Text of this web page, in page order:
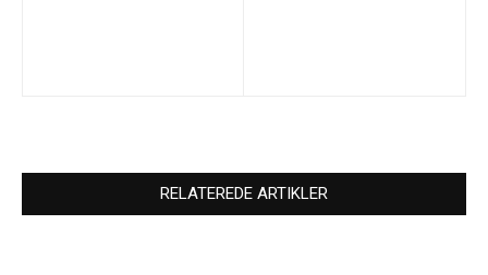
RELATEREDE ARTIKLER